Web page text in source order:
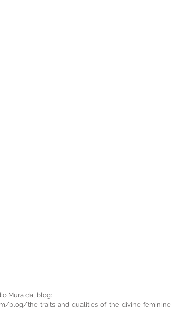
Mura dal blog:
blog/the-traits-and-qualities-of-the-divine-feminine